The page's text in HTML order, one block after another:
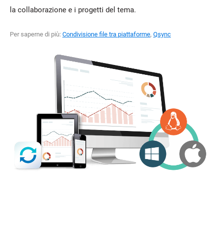
la collaborazione e i progetti del tema.
Per saperne di più: Condivisione file tra piattaforme, Qsync